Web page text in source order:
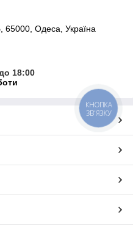
65000, Одеса, Україна
18:00
КНОПКА
ЗВ'ЯЗКУ